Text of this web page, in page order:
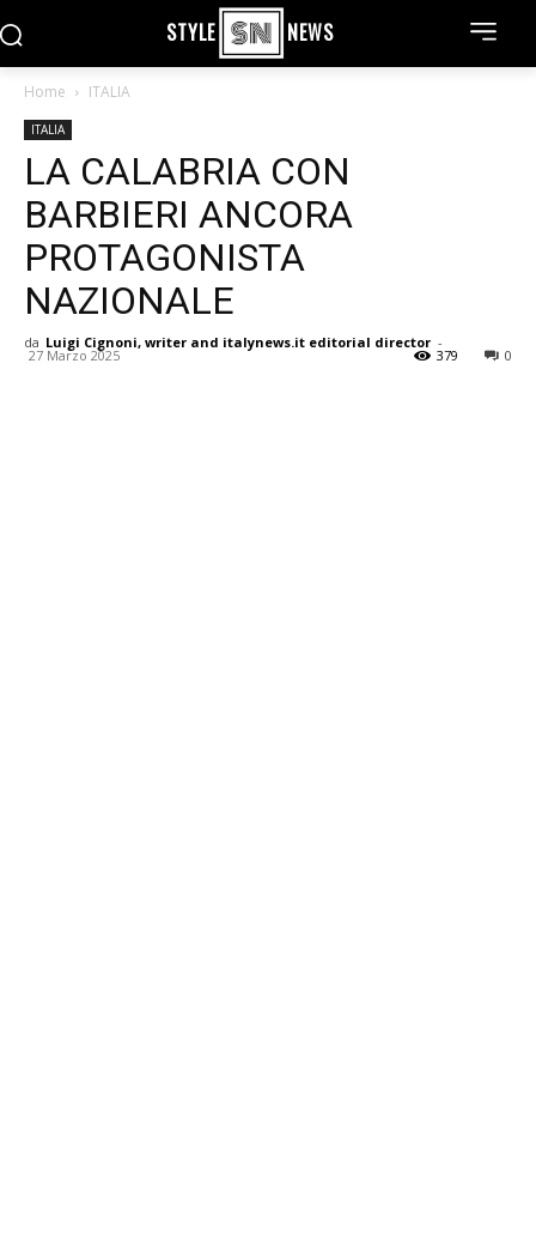
STYLE NEWS
Home ITALIA
ITALIA
LA CALABRIA CON
BARBIERI ANCORA
PROTAGONISTA
NAZIONALE
da Luigi Cignoni, writer and italynews.it editorial director -
27 Marzo 2025 0
379